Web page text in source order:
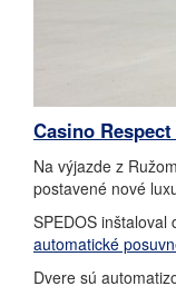
Casino
Na výjazde z
postavené nové
SPEDOS
automatické
Dvere sú